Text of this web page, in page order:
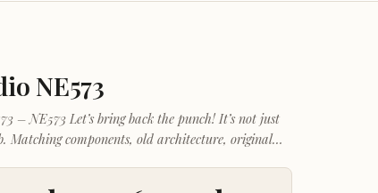
NE573
– NE573 Let’s bring back the punch! It’s not just
Matching components, old architecture, original